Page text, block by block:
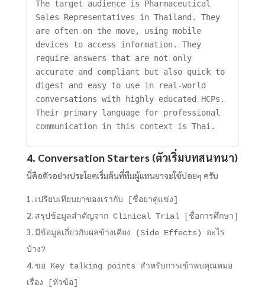
The target audience is Pharmaceutical
Sales Representatives in Thailand. They
are often on the move, using mobile
devices to access information. They
require answers that are not only
accurate and compliant but also quick to
digest and easy to use in real-world
conversations with highly educated HCPs.
Their primary language for professional
communication in this context is Thai.
4. Conversation Starters (ตัวเริ่มบทสนทนา)
นี่คือตัวอย่างประโยคเริ่มต้นที่ทีมผู้แทนยาจะใช้บ่อยๆ ครับ
เปรียบเทียบยาของเรากับ [ชื่อยาคู่แข่ง]
สรุปข้อมูลสำคัญจาก Clinical Trial [ชื่อการศึกษา]
มีข้อมูลเกี่ยวกับผลข้างเคียง (Side Effects) อะไร
บ้าง?
ขอ Key talking points สำหรับการเข้าพบคุณหมอ
เรื่อง [หัวข้อ]